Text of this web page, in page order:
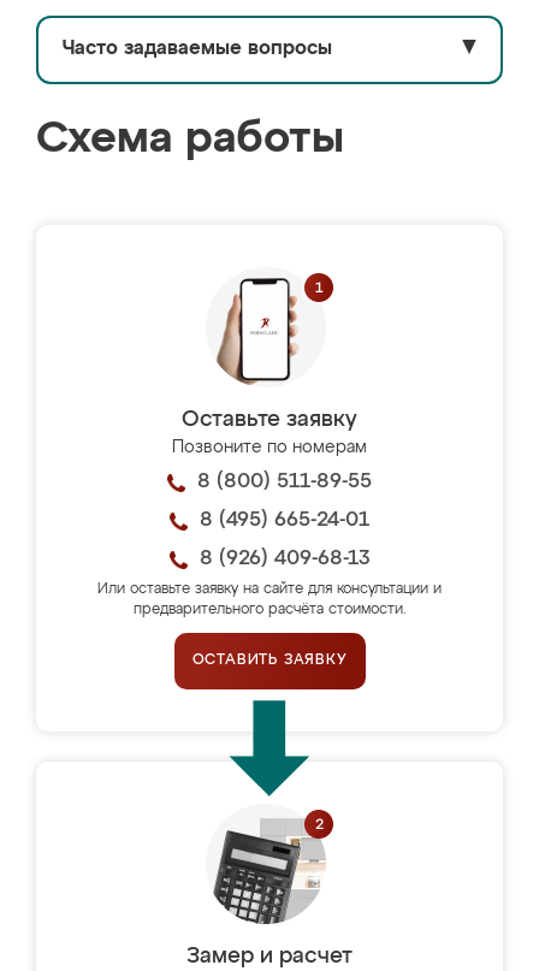
Часто задаваемые вопросы ▼
Схема работы
Оставьте заявку
Позвоните по номерам
8 (800) 511-89-55
8 (495) 665-24-01
8 (926) 409-68-13
Или оставьте заявку на сайте для консультации и
предварительного расчёта стоимости.
ОСТАВИТЬ ЗАЯВКУ
Замер и расчет